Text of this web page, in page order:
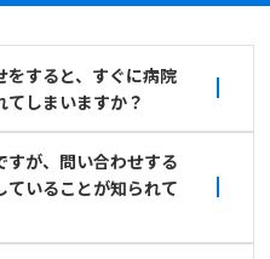
をすると、すぐに病院
しまいますか？
すが、問い合わせする
ていることが知られて